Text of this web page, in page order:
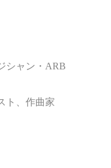
シャン・ARB
ト、作曲家